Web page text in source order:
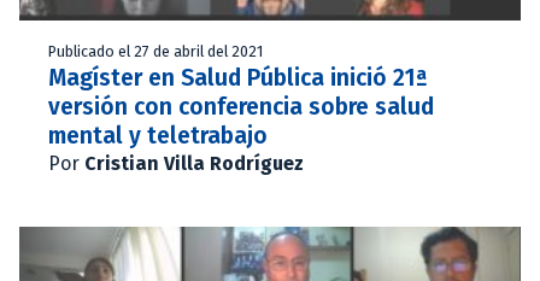
Publicado el 27 de abril del 2021
Magíster en Salud Pública inició 21ª
versión con conferencia sobre salud
mental y teletrabajo
Por Cristian Villa Rodríguez